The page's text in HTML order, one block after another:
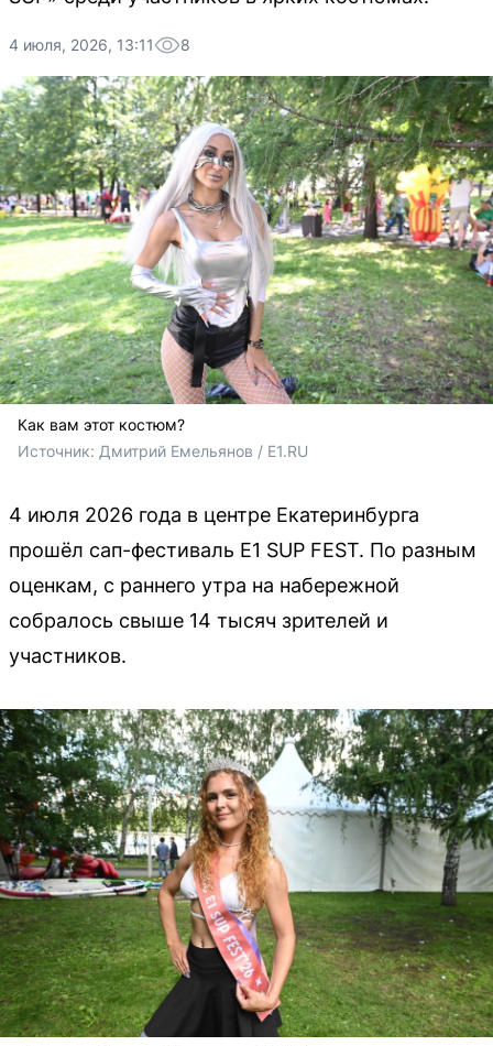
4 июля, 2026, 13:11 8
Как вам этот костюм?
Источник: Дмитрий Емельянов / E1.RU
4 июля 2026 года в центре Екатеринбурга
прошёл сап-фестиваль E1 SUP FEST. По разным
оценкам, с раннего утра на набережной
собралось свыше 14 тысяч зрителей и
участников.